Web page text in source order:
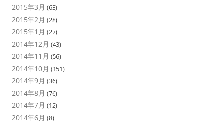
2015年3月 (63)
2015年2月 (28)
2015年1月 (27)
2014年12月 (43)
2014年11月 (56)
2014年10月 (151)
2014年9月 (36)
2014年8月 (76)
2014年7月 (12)
2014年6月 (8)